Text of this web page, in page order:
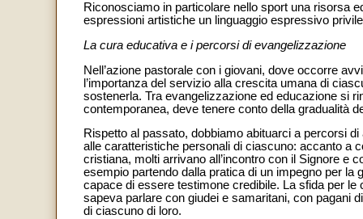
Riconosciamo in particolare nello sport una risorsa
espressioni artistiche un linguaggio espressivo
La cura educativa e i percorsi di evangelizzazione
Nell’azione pastorale con i giovani, dove occorre
l’importanza del servizio alla crescita umana di
sostenerla. Tra evangelizzazione ed educazione si
contemporanea, deve tenere conto della gradualità
Rispetto al passato, dobbiamo abituarci a percorsi
alle caratteristiche personali di ciascuno: accanto a
cristiana, molti arrivano all’incontro con il Signore e
esempio partendo dalla pratica di un impegno per la
capace di essere testimone credibile. La sfida per
sapeva parlare con giudei e samaritani, con pagani
di ciascuno di loro.